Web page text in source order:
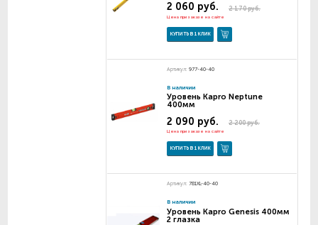
2 170 руб.
2 060 руб.
Цена при заказе на сайте
КУПИТЬ В 1 КЛИК
Артикул: 977-40-40
В наличии
Уровень Kapro Neptune
400мм
2 200 руб.
2 090 руб.
Цена при заказе на сайте
КУПИТЬ В 1 КЛИК
Артикул: 781XL-40-40
В наличии
Уровень Kapro Genesis 400мм
2 глазка